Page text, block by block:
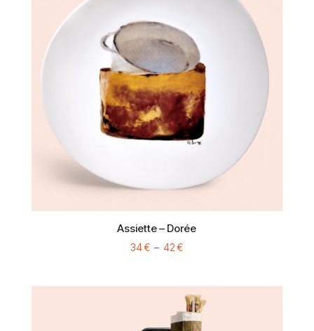
Assiette – Dorée
34€ – 42€Plage
prix :
34 €
à